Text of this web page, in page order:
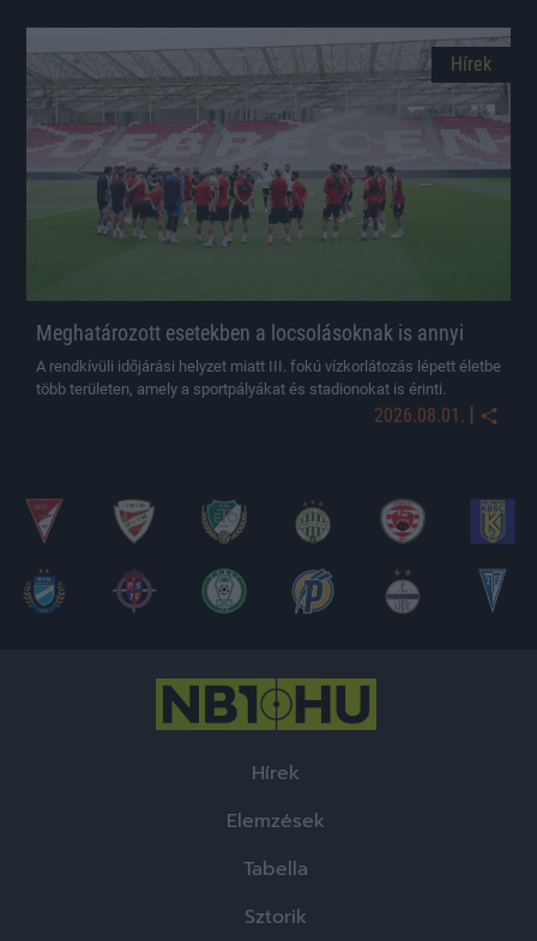
Hírek
Meghatározott esetekben a locsolásoknak is annyi
A rendkívüli időjárási helyzet miatt III. fokú vízkorlátozás lépett életbe
több területen, amely a sportpályákat és stadionokat is érinti.
2026.08.01. |
Hírek
Elemzések
Tabella
Sztorik